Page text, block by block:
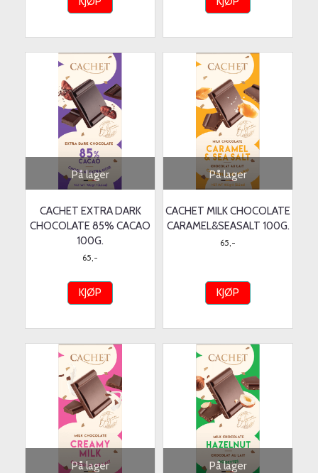
På lager
CACHET EXTRA DARK
CHOCOLATE 85% CACAO
100G.
65,-
KJØP
På lager
CACHET MILK CHOCOLATE
CARAMEL&SEASALT 100G.
65,-
KJØP
På lager På lager